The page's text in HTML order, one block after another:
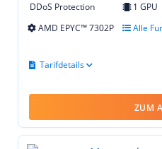
DDoS Protection
1 GPU
AMD EPYC™ 7302P
Alle
Tarifdetails
ZUM